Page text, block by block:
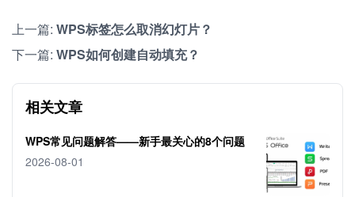
上一篇: WPS标签怎么取消幻灯片？
下一篇: WPS如何创建自动填充？
相关文章
WPS常见问题解答——新手最关心的8个问题
2026-08-01